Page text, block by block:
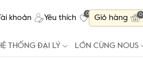
khoản Yêu thích
0
Giỏ hàng 0
THỐNG ĐẠI LÝ LỚN CÙNG NOUS